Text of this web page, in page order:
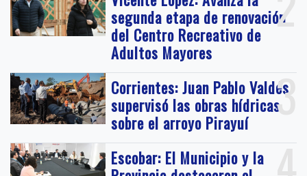
segunda etapa de renovación
del Centro Recreativo de
Adultos Mayores
3
Corrientes: Juan Pablo Valdés
supervisó las obras hídricas
sobre el arroyo Pirayuí
Escobar: El Municipio y la